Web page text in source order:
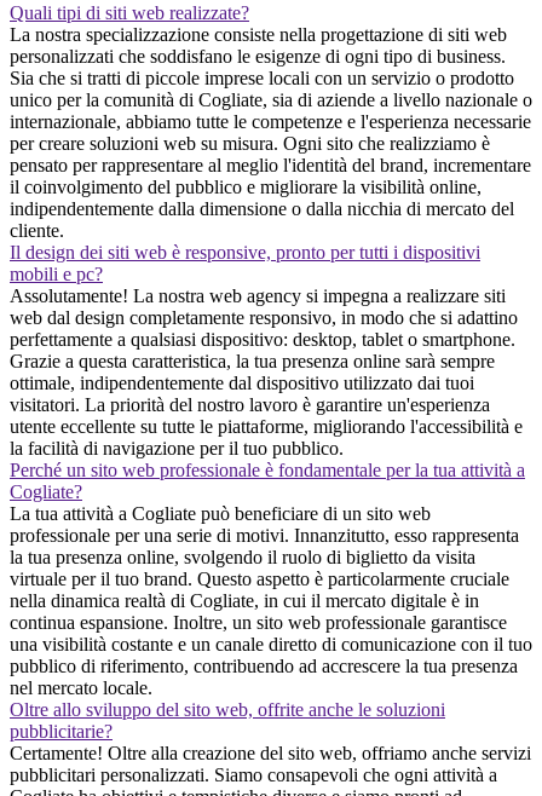
Quali tipi di siti web realizzate?
La nostra specializzazione consiste nella progettazione di siti web
personalizzati che soddisfano le esigenze di ogni tipo di business.
Sia che si tratti di piccole imprese locali con un servizio o prodotto
unico per la comunità di Cogliate, sia di aziende a livello nazionale o
internazionale, abbiamo tutte le competenze e l'esperienza necessarie
per creare soluzioni web su misura. Ogni sito che realizziamo è
pensato per rappresentare al meglio l'identità del brand, incrementare
il coinvolgimento del pubblico e migliorare la visibilità online,
indipendentemente dalla dimensione o dalla nicchia di mercato del
cliente.
Il design dei siti web è responsive, pronto per tutti i dispositivi
mobili e pc?
Assolutamente! La nostra web agency si impegna a realizzare siti
web dal design completamente responsivo, in modo che si adattino
perfettamente a qualsiasi dispositivo: desktop, tablet o smartphone.
Grazie a questa caratteristica, la tua presenza online sarà sempre
ottimale, indipendentemente dal dispositivo utilizzato dai tuoi
visitatori. La priorità del nostro lavoro è garantire un'esperienza
utente eccellente su tutte le piattaforme, migliorando l'accessibilità e
la facilità di navigazione per il tuo pubblico.
Perché un sito web professionale è fondamentale per la tua attività a
Cogliate?
La tua attività a Cogliate può beneficiare di un sito web
professionale per una serie di motivi. Innanzitutto, esso rappresenta
la tua presenza online, svolgendo il ruolo di biglietto da visita
virtuale per il tuo brand. Questo aspetto è particolarmente cruciale
nella dinamica realtà di Cogliate, in cui il mercato digitale è in
continua espansione. Inoltre, un sito web professionale garantisce
una visibilità costante e un canale diretto di comunicazione con il tuo
pubblico di riferimento, contribuendo ad accrescere la tua presenza
nel mercato locale.
Oltre allo sviluppo del sito web, offrite anche le soluzioni
pubblicitarie?
Certamente! Oltre alla creazione del sito web, offriamo anche servizi
pubblicitari personalizzati. Siamo consapevoli che ogni attività a